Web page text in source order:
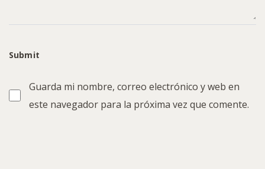
Guarda mi nombre, correo electrónico y web en
este navegador para la próxima vez que comente.